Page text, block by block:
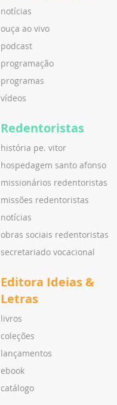
notícias
ouça ao vivo
podcast
programação
programas
vídeos
Redentoristas
história pe. vitor
hospedagem santo afonso
missionários redentoristas
missões redentoristas
notícias
obras sociais redentoristas
secretariado vocacional
Editora Ideias &
Letras
livros
coleções
lançamentos
ebook
catálogo